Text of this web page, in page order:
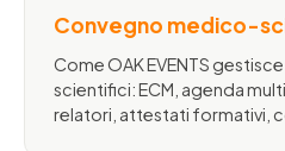
Convegno medico-
Come OAK EVENTS
scientifici: ECM, agenda
relatori, attestati formativi,